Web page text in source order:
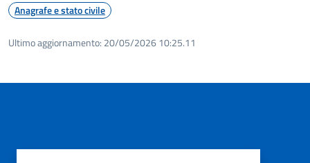
Anagrafe e stato civile
Ultimo aggiornamento: 20/05/2026 10:25.11